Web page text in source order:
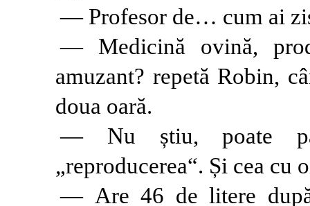
— Profesor de… cum ai
— Medicină ovină,
amuzant? repetă Robin,
doua oară.
— Nu știu, poate
„reproducerea“. Și cea cu
— Are 46 de litere